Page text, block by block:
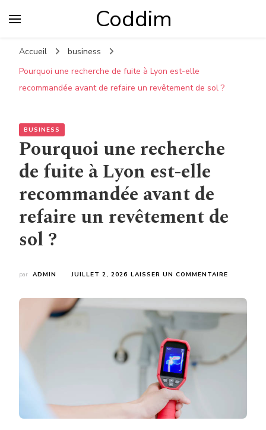
Coddim
Accueil
business
Pourquoi une recherche de fuite à Lyon est-elle
recommandée avant de refaire un revêtement de sol ?
BUSINESS
Pourquoi une recherche
de fuite à Lyon est-elle
recommandée avant de
refaire un revêtement de
sol ?
par ADMIN JUILLET 2, 2026 LAISSER UN COMMENTAIRE
DE
LYON
EST-
REFAIRE